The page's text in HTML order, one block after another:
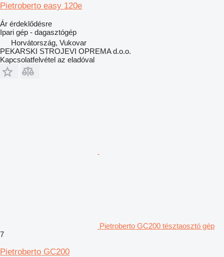
Pietroberto easy 120e
Ár érdeklődésre
Ipari gép - dagasztógép
Horvátország, Vukovar
PEKARSKI STROJEVI OPREMA d.o.o.
Kapcsolatfelvétel az eladóval
Pietroberto GC200 tésztaosztó gép
7
Pietroberto GC200